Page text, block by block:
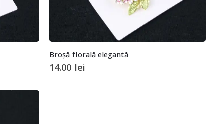
Broșă florală elegantă
14.00 lei